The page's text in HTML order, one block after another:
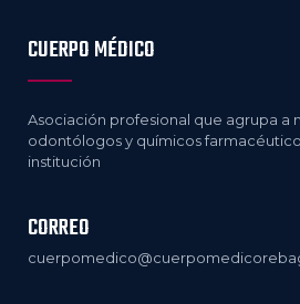
CUERPO MÉDICO
Asociación profesional que agrupa a
odontólogos y químicos
institución
CORREO